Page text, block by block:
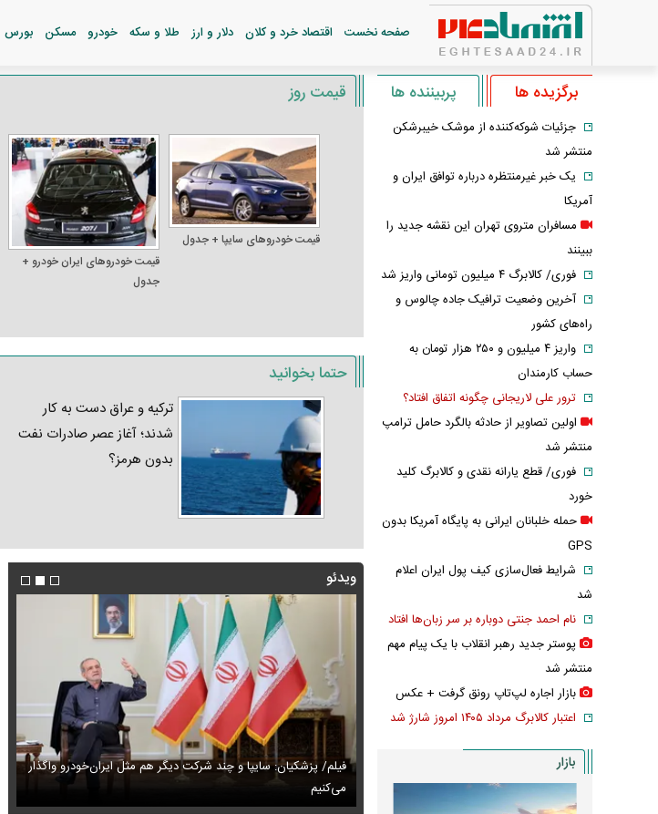
صفحه نخست اقتصاد خرد و کلان دلار و ارز طلا و سکه خودرو مسکن بورس
قیمت روز
قیمت خودرو‌های سایپا + جدول
قیمت خودرو‌های ایران خودرو +
جدول
حتما بخوانید
ترکیه و عراق دست به کار
شدند؛ آغاز عصر صادرات نفت
بدون هرمز؟
ویدئو
اگر ارز ترجیحی را حذف نمی‌کردیم، قطعاً قحطی
فیلم/ پزشکیان: سایپا و چند شرکت دیگر هم مثل ایران‌خودرو واگذار
می‌کنیم
جدید صابر ابر در فضای مجازی پربازدید شد عکس دیده‌نشده ظل‌السلطنه نوه ناصرالدین شاه در لباس دامادی
برگزیده ها پربیننده ها
جزئیات شوکه‌کننده از موشک خیبرشکن
منتشر شد
یک خبر غیرمنتظره درباره توافق ایران و
آمریکا
مسافران متروی تهران این نقشه جدید را
ببینند
فوری/ کالابرگ ۴ میلیون تومانی واریز شد
آخرین وضعیت ترافیک جاده چالوس و
راه‌های کشور
واریز ۴ میلیون و ۲۵۰ هزار تومان به
حساب کارمندان
ترور علی لاریجانی چگونه اتفاق افتاد؟
اولین تصاویر از حادثه بالگرد حامل ترامپ
منتشر شد
فوری/ قطع یارانه نقدی و کالابرگ کلید
خورد
حمله خلبانان ایرانی به پایگاه آمریکا بدون
GPS
شرایط فعال‌سازی کیف پول ایران اعلام
شد
نام احمد جنتی دوباره بر سر زبان‌ها افتاد
پوستر جدید رهبر انقلاب با یک پیام مهم
منتشر شد
بازار اجاره لپ‌تاپ رونق گرفت + عکس
اعتبار کالابرگ مرداد ۱۴۰۵ امروز شارژ شد
بازار